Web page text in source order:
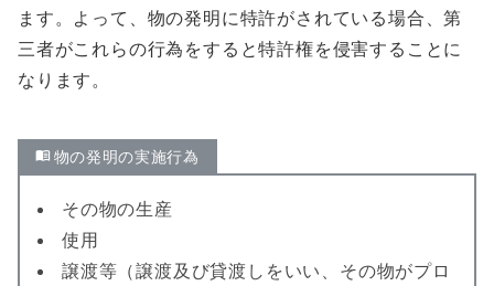
ます。よって、物の発明に特許がされている場合、第
三者がこれらの行為をすると特許権を侵害することに
なります。
物の発明の実施行為
その物の生産
使用
譲渡等（譲渡及び貸渡しをいい、その物がプロ